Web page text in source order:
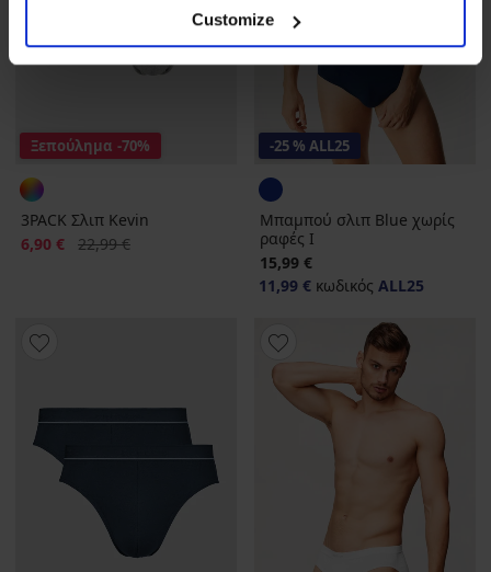
Customize
Ξεπούλημα -70%
3PACK Σλιπ Kevin
Έκπτωση
6,90 € Αρχική τιμή
22,99 €
-25 % ALL25
Μπαμπού σλιπ Blue χωρίς
ραφές Ι
15,99 €
11,99 € κωδικός ALL25